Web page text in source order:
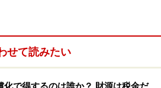
べました。小学校からの変化とし
せて読みたい